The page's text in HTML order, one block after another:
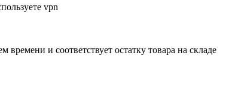
vpn
времени и соответствует остатку товара на складе